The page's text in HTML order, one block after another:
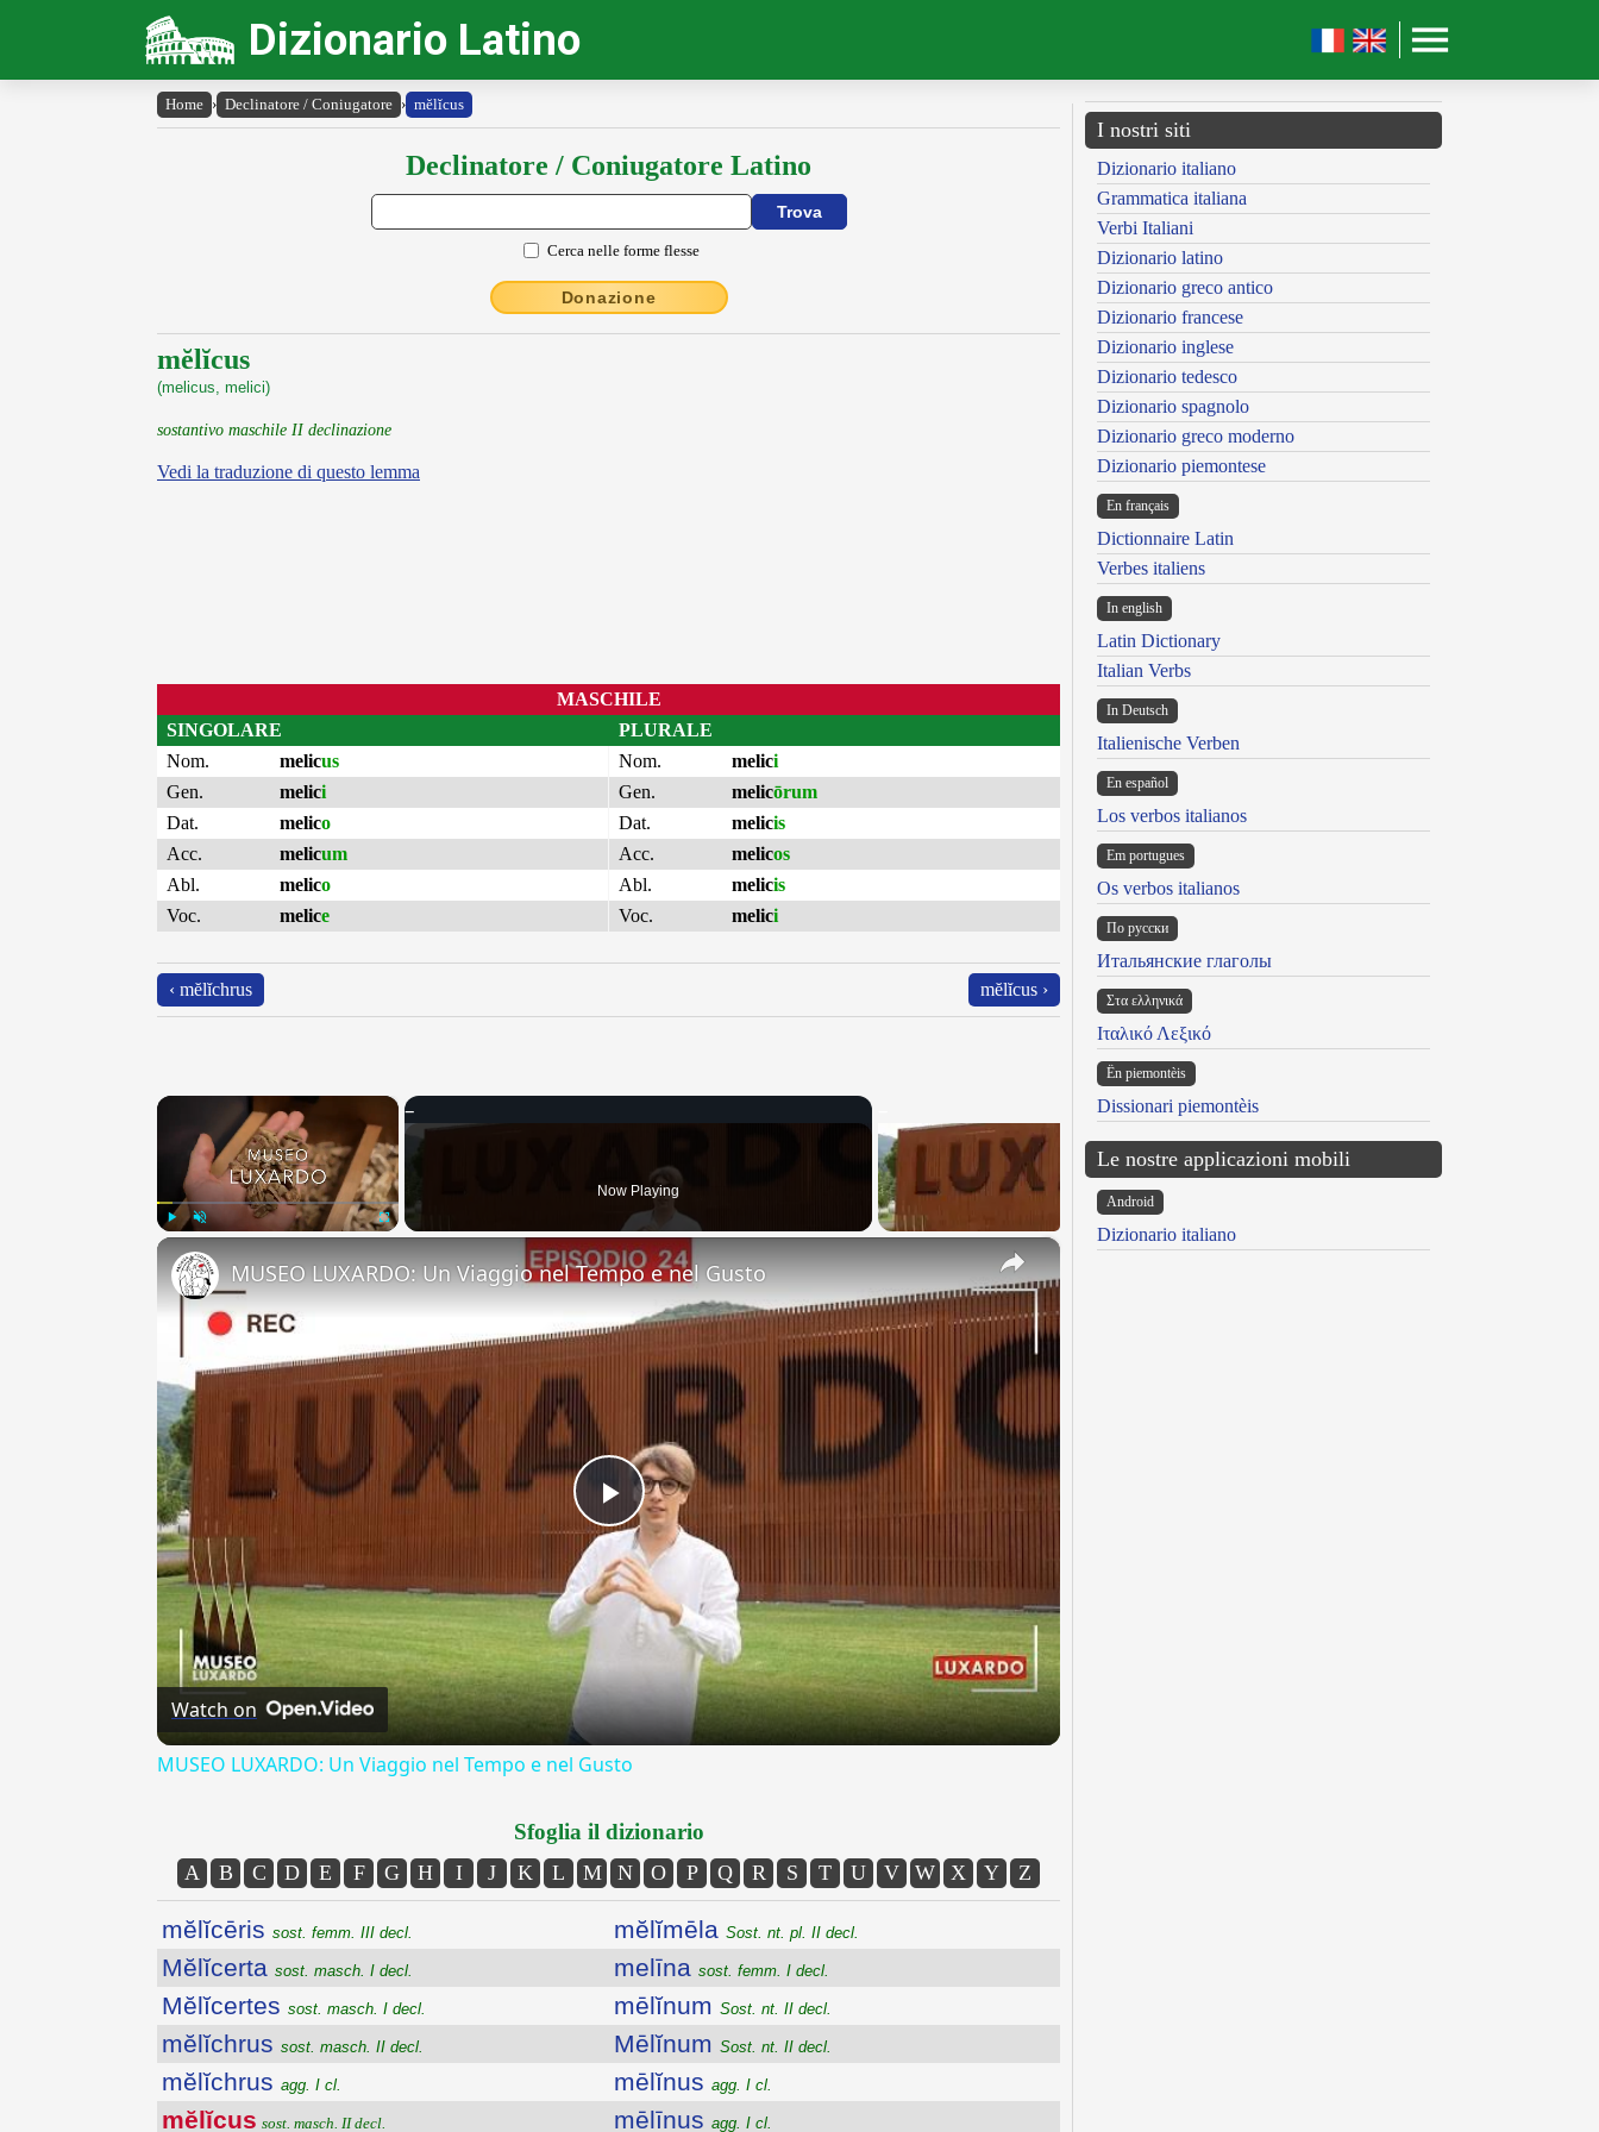
Dizionario Latino
Home › Declinatore / Coniugatore › mĕlĭcus
Declinatore / Coniugatore Latino
Cerca nelle forme flesse
Donazione
mĕlĭcus
(melicus, melici)
sostantivo maschile II declinazione
Vedi la traduzione di questo lemma
MASCHILE
SINGOLARE
Nom.
melicus
Gen.
melici
Dat.
melico
Acc.
melicum
Abl.
melico
Voc.
melice
PLURALE
Nom.
melici
Gen.
melicōrum
Dat.
melicis
Acc.
melicos
Abl.
melicis
Voc.
melici
‹ mĕlĭchrus mĕlĭcus ›
×
Now Playing
×
Play
Video
MUSEO LUXARDO: Un Viaggio nel Tempo e nel Gusto
Watch on
MUSEO LUXARDO: Un Viaggio nel Tempo e nel Gusto
Sfoglia il dizionario
A B C D E F G H I J K L M N O P Q R S T U V W X Y Z
mĕlĭcēris sost. femm. III decl.
Mĕlĭcerta sost. masch. I decl.
Mĕlĭcertes sost. masch. I decl.
mĕlĭchrus sost. masch. II decl.
mĕlĭchrus agg. I cl.
mĕlĭcus sost. masch. II decl.
mĕlĭmēla Sost. nt. pl. II decl.
melīna sost. femm. I decl.
mēlĭnum Sost. nt. II decl.
Mēlĭnum Sost. nt. II decl.
mēlĭnus agg. I cl.
mēlīnus agg. I cl.
I nostri siti
Dizionario italiano
Grammatica italiana
Verbi Italiani
Dizionario latino
Dizionario greco antico
Dizionario francese
Dizionario inglese
Dizionario tedesco
Dizionario spagnolo
Dizionario greco moderno
Dizionario piemontese
En français
Dictionnaire Latin
Verbes italiens
In english
Latin Dictionary
Italian Verbs
In Deutsch
Italienische Verben
En español
Los verbos italianos
Em portugues
Os verbos italianos
По русски
Итальянские глаголы
Στα ελληνικά
Ιταλικό Λεξικό
Ën piemontèis
Dissionari piemontèis
Le nostre applicazioni mobili
Android
Dizionario italiano